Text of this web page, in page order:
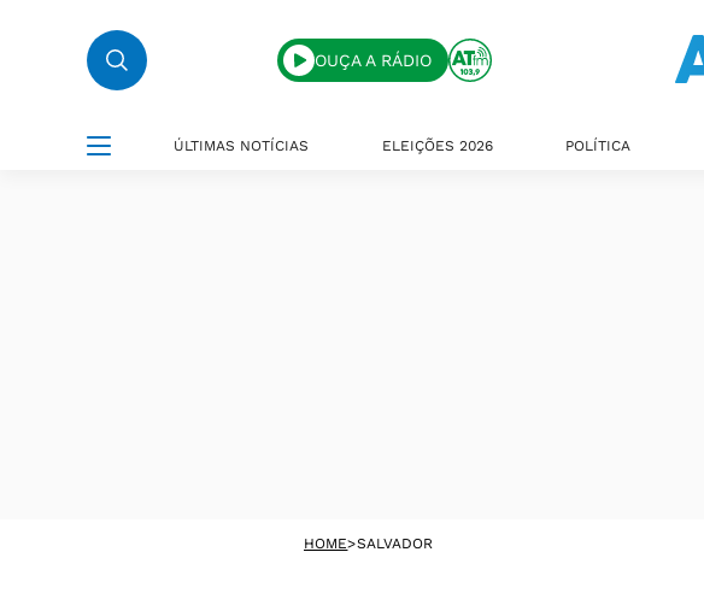
OUÇA A RÁDIO
ÚLTIMAS NOTÍCIAS ELEIÇÕES 2026 POLÍTICA
HOME>SALVADOR